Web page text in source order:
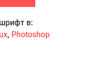
в:
, Photoshop